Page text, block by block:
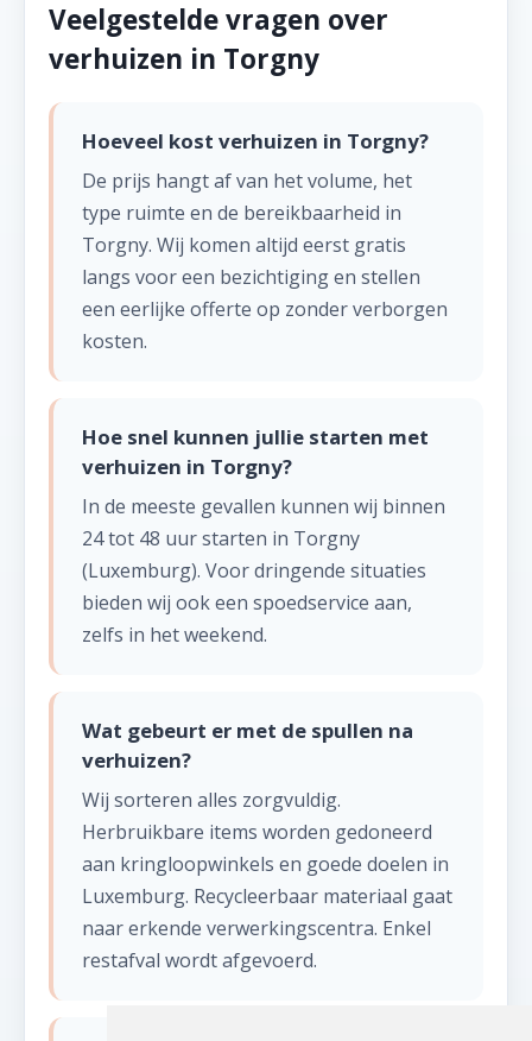
Veelgestelde vragen over
verhuizen in Torgny
Hoeveel kost verhuizen in Torgny?
De prijs hangt af van het volume, het
type ruimte en de bereikbaarheid in
Torgny. Wij komen altijd eerst gratis
langs voor een bezichtiging en stellen
een eerlijke offerte op zonder verborgen
kosten.
Hoe snel kunnen jullie starten met
verhuizen in Torgny?
In de meeste gevallen kunnen wij binnen
24 tot 48 uur starten in Torgny
(Luxemburg). Voor dringende situaties
bieden wij ook een spoedservice aan,
zelfs in het weekend.
Wat gebeurt er met de spullen na
verhuizen?
Wij sorteren alles zorgvuldig.
Herbruikbare items worden gedoneerd
aan kringloopwinkels en goede doelen in
Luxemburg. Recycleerbaar materiaal gaat
naar erkende verwerkingscentra. Enkel
restafval wordt afgevoerd.